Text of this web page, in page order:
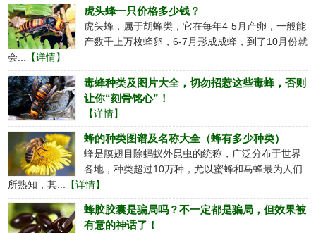
虎头蜂一只价格多少钱？
虎头蜂，属于胡蜂类，它在每年4-5月产卵，一般能
产数千上万枚蜂卵，6-7月形成成蜂，到了10月份就
会... 【详情】
毒蜂种类及图片大全，切勿招惹这些毒蜂，否则
让你“刻骨铭心”！
【详情】
蜂的种类图谱及名称大全（蜂有多少种类）
蜂是膜翅目除蚂蚁外昆虫的统称，广泛分布于世界
各地，种类超过10万种，尤以蜜蜂和马蜂最为人们
所熟知，其...
【详情】
蜂胶胶囊是骗局吗？不一定都是骗局，但效果被
有意的神话了！